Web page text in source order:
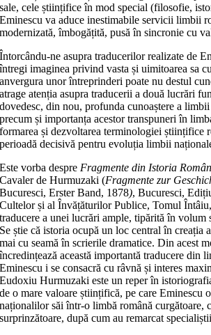
sale, cele științifice în mod special (filosofie,
Eminescu va aduce inestimabile servicii limbii
modernizată, îmbogățită, pusă în sincronie cu
Întorcându-ne asupra traducerilor realizate de
întregi imaginea privind vasta și uimitoarea sa
anvergura unor întreprinderi poate nu destul
atrage atenția asupra traducerii a două lucrări
dovedesc, din nou, profunda cunoaștere a
precum și importanța acestor transpuneri în
formarea și dezvoltarea terminologiei științifice
perioadă decisivă pentru evoluția limbii
Este vorba despreFragmente din Istoria
Cavaler de Hurmuzaki (Fragmente zur
Bucuresci, Erster Band, 1878), Bucuresci,
Cultelor și al Învățăturilor Publice, Tomul
traducere a unei lucrări ample, tipărită în volum
Se știe că istoria ocupă un loc central în creația
mai cu seamă în scrierile dramatice. Din acest
încredințează această importantă traducere din
Eminescu i se consacră cu râvnă și interes
Eudoxiu Hurmuzaki este un reper în
de o mare valoare științifică, pe care Eminescu
naționalilor săi într-o limbă română curgătoare,
surprinzătoare, după cum au remarcat